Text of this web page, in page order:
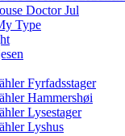
Doctor Jul
Type
Fyrfadsstager
Hammershøi
Lysestager
Lyshus